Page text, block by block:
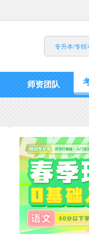
专升本/专转
师资团队